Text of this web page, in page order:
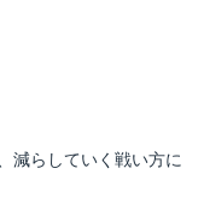
減らしていく戦い方に